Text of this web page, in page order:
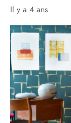
il y a 4 ans